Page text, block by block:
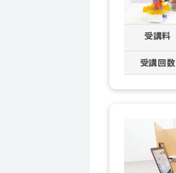
受講料
受講回数